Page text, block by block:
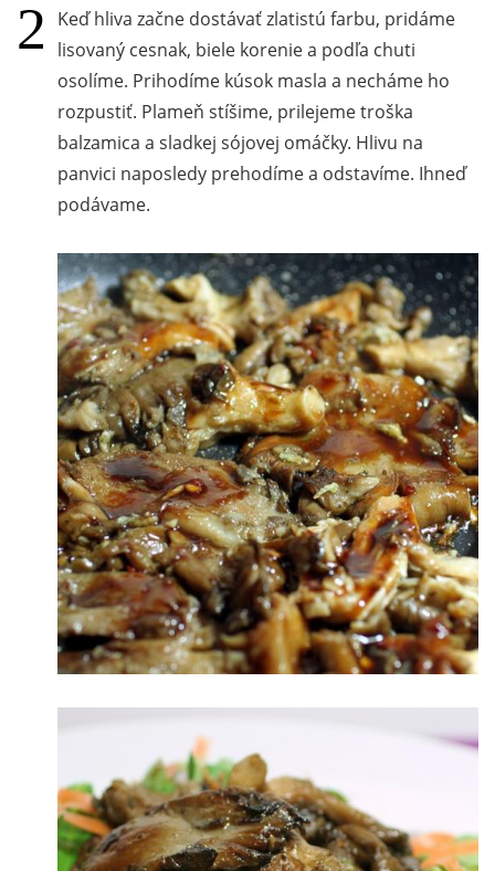
Keď hliva začne dostávať zlatistú farbu, pridáme
lisovaný cesnak, biele korenie a podľa chuti
osolíme. Prihodíme kúsok masla a necháme ho
rozpustiť. Plameň stíšime, prilejeme troška
balzamica a sladkej sójovej omáčky. Hlivu na
panvici naposledy prehodíme a odstavíme. Ihneď
podávame.